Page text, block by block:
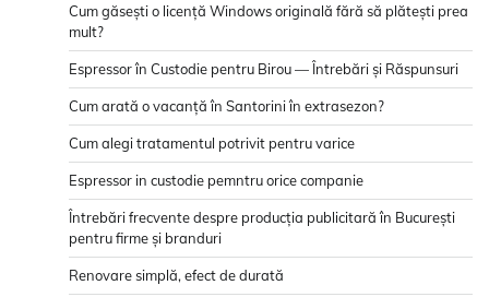
Cum găsești o licență Windows originală fără să plătești prea
mult?
Espressor în Custodie pentru Birou — Întrebări și Răspunsuri
Cum arată o vacanță în Santorini în extrasezon?
Cum alegi tratamentul potrivit pentru varice
Espressor in custodie pemntru orice companie
Întrebări frecvente despre producția publicitară în București
pentru firme și branduri
Renovare simplă, efect de durată